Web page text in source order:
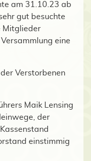
am 31.10.23 ab
gut besuchte
Mitglieder
eine
Verstorbenen
Maik Lensing
der
einstimmig